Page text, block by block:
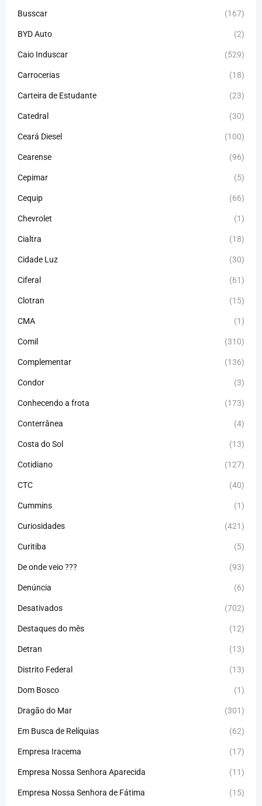
Busscar (167)
BYD Auto (2)
Caio Induscar (529)
Carrocerias (18)
Carteira de Estudante (23)
Catedral (30)
Ceará Diesel (100)
Cearense (96)
Cepimar (5)
Cequip (66)
Chevrolet (1)
Cialtra (18)
Cidade Luz (30)
Ciferal (61)
Clotran (15)
CMA (1)
Comil (310)
Complementar (136)
Condor (3)
Conhecendo a frota (173)
Conterrânea (4)
Costa do Sol (13)
Cotidiano (127)
CTC (40)
Cummins (1)
Curiosidades (421)
Curitiba (5)
De onde veio ??? (93)
Denúncia (6)
Desativados (702)
Destaques do mês (12)
Detran (13)
Distrito Federal (13)
Dom Bosco (1)
Dragão do Mar (301)
Em Busca de Relíquias (62)
Empresa Iracema (17)
Empresa Nossa Senhora Aparecida (11)
Empresa Nossa Senhora de Fátima (15)